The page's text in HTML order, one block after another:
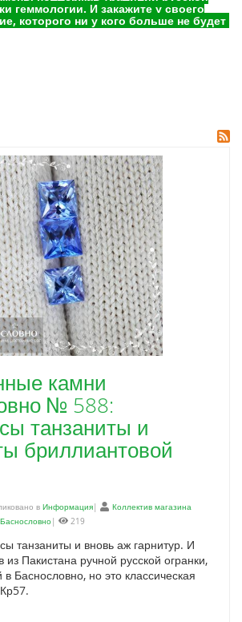
геммологии. И закажите у своего
которого ни у кого больше не будет
камни
№ 588:
танзаниты и
бриллиантовой
в Информация|
Коллектив магазина
| 219
танзаниты и вновь аж гарнитур. И
из Пакистана ручной русской огранки,
Баснословно, но это классическая